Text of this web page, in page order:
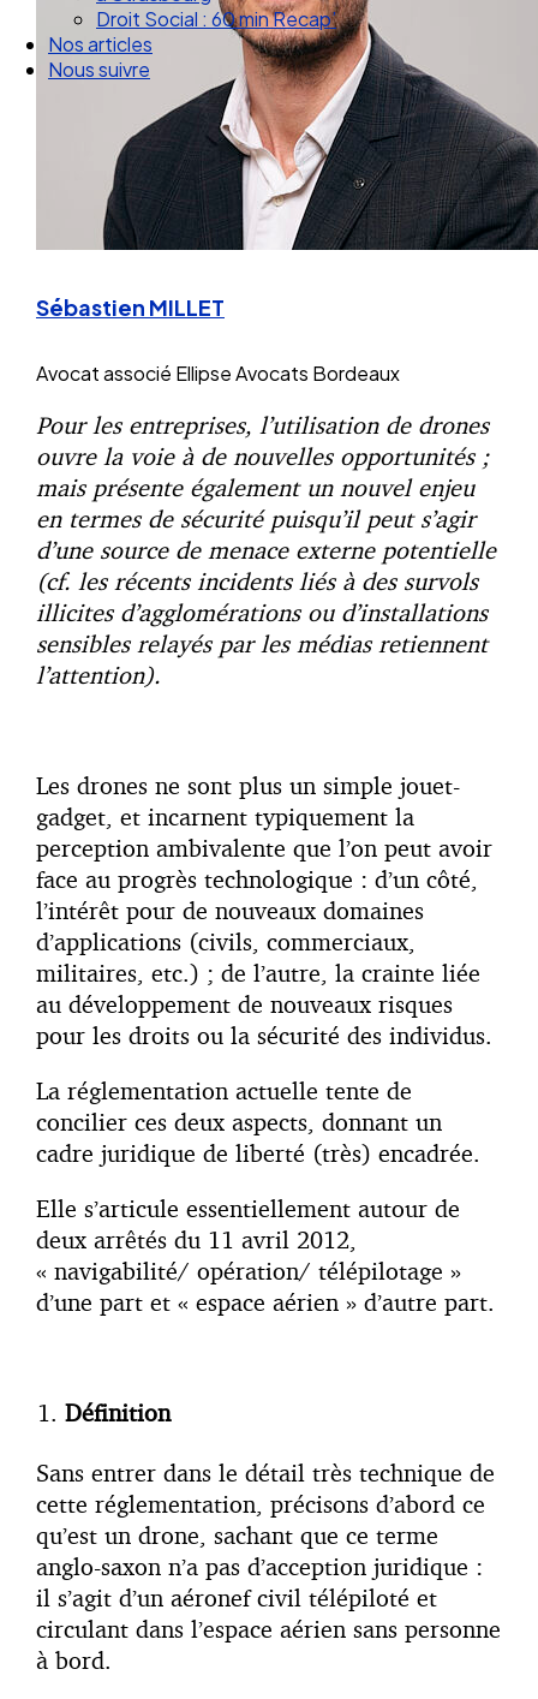
Droit Social : 60 min Recap’
Nos articles
Nous suivre
Sébastien MILLET
Avocat associé Ellipse Avocats Bordeaux
Pour les entreprises, l’utilisation de drones
ouvre la voie à de nouvelles opportunités ;
mais présente également un nouvel enjeu
en termes de sécurité puisqu’il peut s’agir
d’une source de menace externe potentielle
(cf. les récents incidents liés à des survols
illicites d’agglomérations ou d’installations
sensibles relayés par les médias retiennent
l’attention).
Les drones ne sont plus un simple jouet-
gadget, et incarnent typiquement la
perception ambivalente que l’on peut avoir
face au progrès technologique : d’un côté,
l’intérêt pour de nouveaux domaines
d’applications (civils, commerciaux,
militaires, etc.) ; de l’autre, la crainte liée
au développement de nouveaux risques
pour les droits ou la sécurité des individus.
La réglementation actuelle tente de
concilier ces deux aspects, donnant un
cadre juridique de liberté (très) encadrée.
Elle s’articule essentiellement autour de
deux arrêtés du 11 avril 2012,
« navigabilité/ opération/ télépilotage »
d’une part et « espace aérien » d’autre part.
Définition
Sans entrer dans le détail très technique de
cette réglementation, précisons d’abord ce
qu’est un drone, sachant que ce terme
anglo-saxon n’a pas d’acception juridique :
il s’agit d’un aéronef civil télépiloté et
circulant dans l’espace aérien sans personne
à bord.